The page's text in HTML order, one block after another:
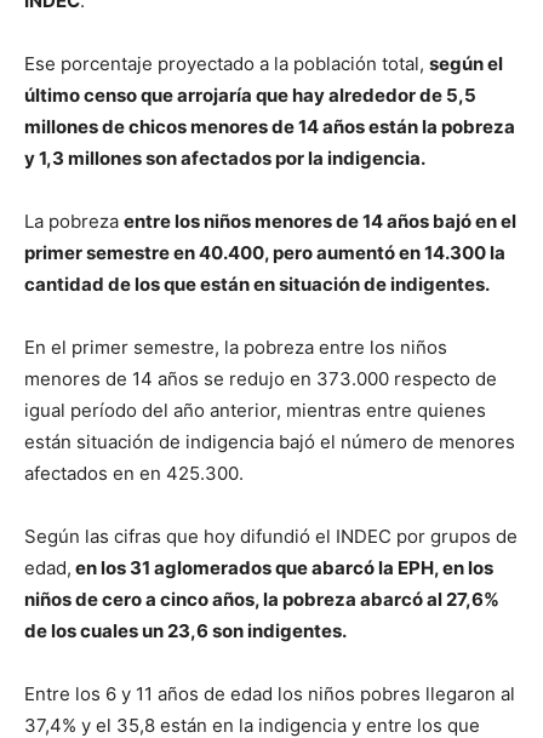
Ese porcentaje proyectado a la población total, según el
último censo que arrojaría que hay alrededor de 5,5
millones de chicos menores de 14 años están la pobreza
y 1,3 millones son afectados por la indigencia.
La pobreza entre los niños menores de 14 años bajó en el
primer semestre en 40.400, pero aumentó en 14.300 la
cantidad de los que están en situación de indigentes.
En el primer semestre, la pobreza entre los niños
menores de 14 años se redujo en 373.000 respecto de
igual período del año anterior, mientras entre quienes
están situación de indigencia bajó el número de menores
afectados en en 425.300.
Según las cifras que hoy difundió el INDEC por grupos de
edad, en los 31 aglomerados que abarcó la EPH, en los
niños de cero a cinco años, la pobreza abarcó al 27,6%
de los cuales un 23,6 son indigentes.
Entre los 6 y 11 años de edad los niños pobres llegaron al
37,4% y el 35,8 están en la indigencia y entre los que